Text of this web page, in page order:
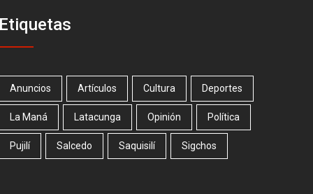
Anuncios Artículos Cultura Deportes
La Maná Latacunga Opinión Política
Pujilí Salcedo Saquisilí Sigchos